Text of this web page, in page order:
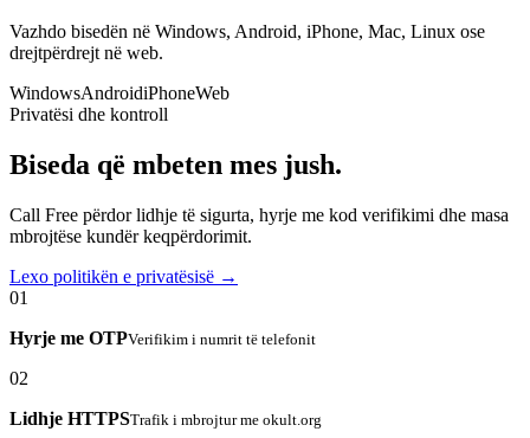
Vazhdo bisedën në Windows, Android, iPhone, Mac, Linux ose
drejtpërdrejt në web.
WindowsAndroidiPhoneWeb
Privatësi dhe kontroll
Biseda që mbeten mes jush.
Call Free përdor lidhje të sigurta, hyrje me kod verifikimi dhe masa
mbrojtëse kundër keqpërdorimit.
Lexo politikën e privatësisë →
01
Hyrje me OTPVerifikim i numrit të telefonit
02
Lidhje HTTPSTrafik i mbrojtur me okult.org